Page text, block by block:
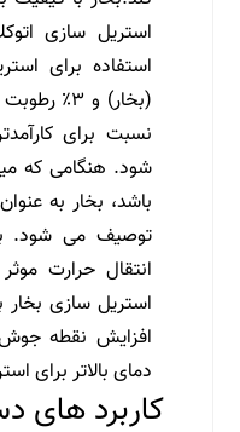
استریل سازی
(بخار) و
نسبت برای
باشد، بخار به
توصیف می شود.
انتقال حرارت
استریل سازی
افزایش نقطه
دمای بالاتر برای
کاربرد های